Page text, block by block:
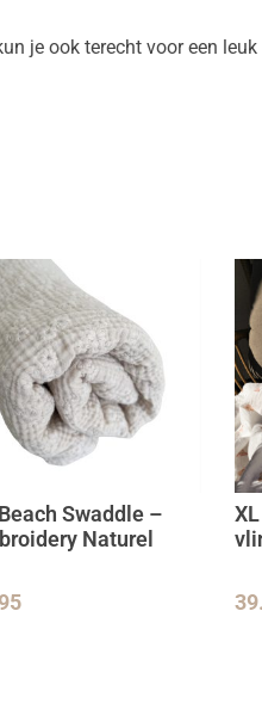
je ook terecht voor een
Swaddle –
Naturel